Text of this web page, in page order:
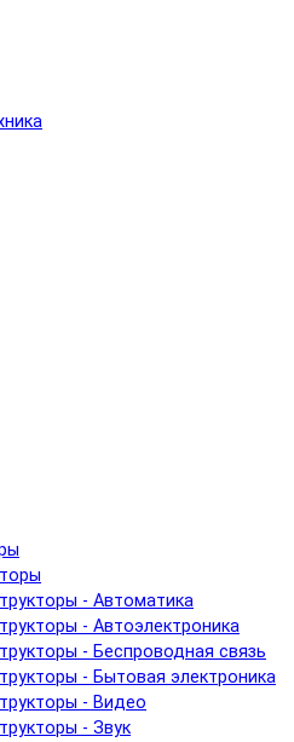
- Автоматика
- Автоэлектроника
- Беспроводная связь
- Бытовая электроника
- Видео
- Звук